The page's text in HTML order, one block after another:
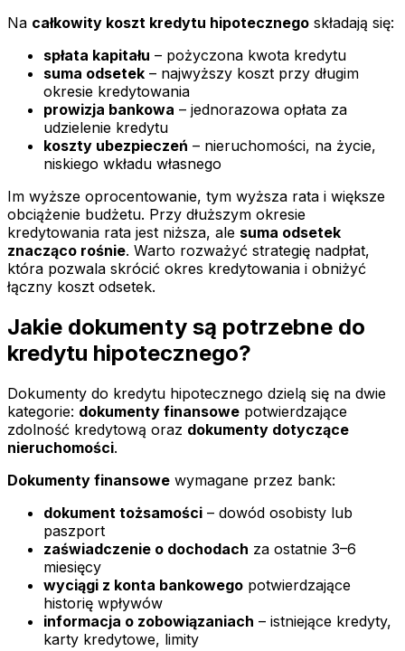
Na całkowity koszt kredytu hipotecznego składają się:
spłata kapitału – pożyczona kwota kredytu
suma odsetek – najwyższy koszt przy długim
okresie kredytowania
prowizja bankowa – jednorazowa opłata za
udzielenie kredytu
koszty ubezpieczeń – nieruchomości, na życie,
niskiego wkładu własnego
Im wyższe oprocentowanie, tym wyższa rata i większe
obciążenie budżetu. Przy dłuższym okresie
kredytowania rata jest niższa, ale suma odsetek
znacząco rośnie. Warto rozważyć strategię nadpłat,
która pozwala skrócić okres kredytowania i obniżyć
łączny koszt odsetek.
Jakie dokumenty są potrzebne do
kredytu hipotecznego?
Dokumenty do kredytu hipotecznego dzielą się na dwie
kategorie: dokumenty finansowe potwierdzające
zdolność kredytową oraz dokumenty dotyczące
nieruchomości.
Dokumenty finansowe wymagane przez bank:
dokument tożsamości – dowód osobisty lub
paszport
zaświadczenie o dochodach za ostatnie 3–6
miesięcy
wyciągi z konta bankowego potwierdzające
historię wpływów
informacja o zobowiązaniach – istniejące kredyty,
karty kredytowe, limity